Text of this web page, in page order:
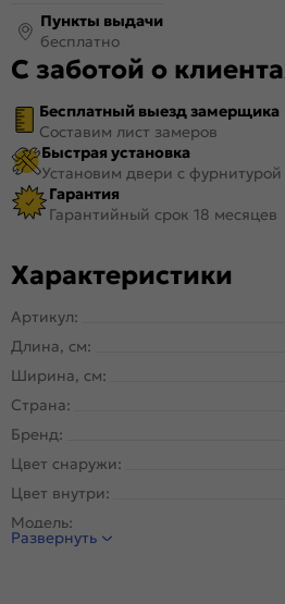
Пункты выдачи
бесплатно
С заботой о
Бесплатный выезд замерщика
Составим лист замеров
Быстрая установка
Установим двери с фурнитурой
Гарантия
Гарантийный срок 18 месяцев
Характеристики
Артикул:
Длина, см:
Ширина, см:
Страна:
Бренд:
Цвет снаружи:
Цвет внутри:
Модель:
Открывание:
Развернуть